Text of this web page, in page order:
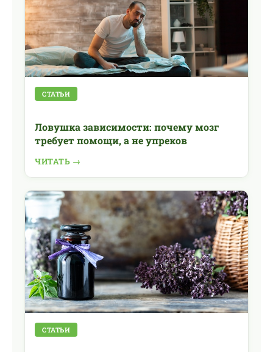
СТАТЬИ
Ловушка зависимости: почему мозг
требует помощи, а не упреков
ЧИТАТЬ →
СТАТЬИ